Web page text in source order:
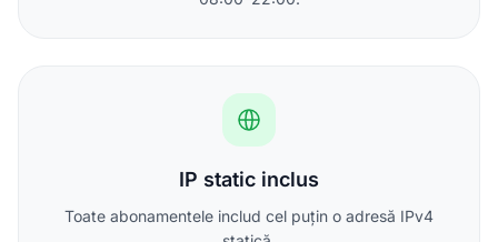
IP static inclus
Toate abonamentele includ cel puțin o adresă IPv4